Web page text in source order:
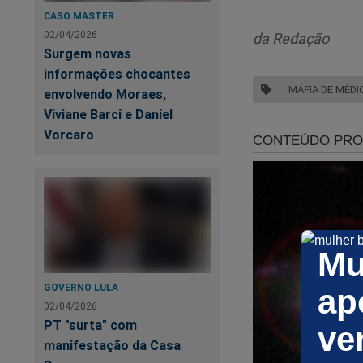
CASO MASTER
02/04/2026
Surgem novas
informações chocantes
envolvendo Moraes,
Viviane Barci e Daniel
Vorcaro
GOVERNO LULA
02/04/2026
PT "surta" com
manifestação da Casa
“Em uma
melhor
contra a
“As
local foram
internos.
passaram
Alguns
da Redação
MÁFIA DE